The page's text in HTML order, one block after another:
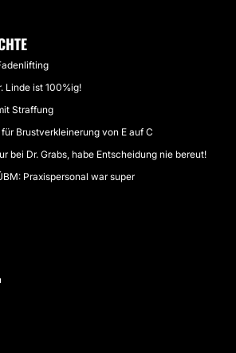
Linde ist 100%ig!
Straffung
Brustverkleinerung von E auf C
bei Dr. Grabs, habe Entscheidung nie bereut!
Praxispersonal war super